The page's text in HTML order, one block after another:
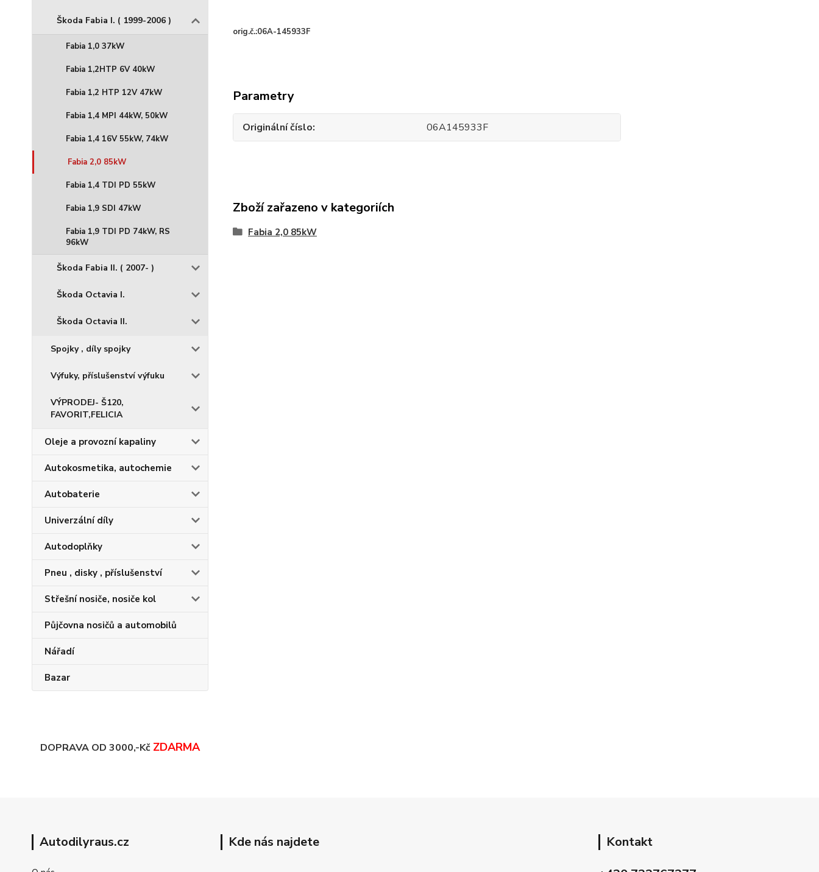
Škoda Fabia I. ( 1999-2006 )
Fabia 1,0 37kW
Fabia 1,2HTP 6V 40kW
Fabia 1,2 HTP 12V 47kW
Fabia 1,4 MPI 44kW, 50kW
Fabia 1,4 16V 55kW, 74kW
Fabia 2,0 85kW
Fabia 1,4 TDI PD 55kW
Fabia 1,9 SDI 47kW
Fabia 1,9 TDI PD 74kW, RS
96kW
Škoda Fabia II. ( 2007- )
Škoda Octavia I.
Škoda Octavia II.
Spojky , díly spojky
Výfuky, příslušenství výfuku
VÝPRODEJ- Š120,
FAVORIT,FELICIA
Oleje a provozní kapaliny
Autokosmetika, autochemie
Autobaterie
Univerzální díly
Autodoplňky
Pneu , disky , příslušenství
Střešní nosiče, nosiče kol
Půjčovna nosičů a automobilů
Nářadí
Bazar
DOPRAVA OD 3000,-Kč ZDARMA
orig.č.:06A-145933F
Parametry
Originální číslo 06A145933F
Zboží zařazeno v kategoriích
Fabia 2,0 85kW
Autodilyraus.cz Kde nás najdete
Kontakt